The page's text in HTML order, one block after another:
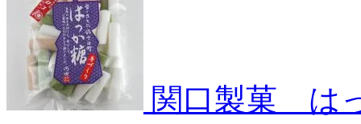
関口製菓 は